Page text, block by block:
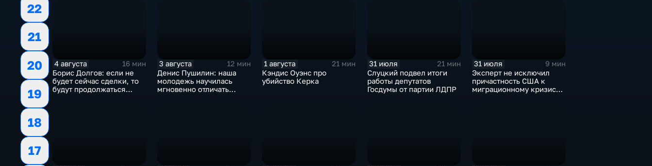
22
21
20
19
18
17
4 августа
16 мин
Борис Долгов: если не
будет сейчас сделки, то
будут продолжаться
3 августа
12 мин
Денис Пушилин: наша
молодежь научилась
мгновенно отличать
1 августа
21 мин
Кэндис Оуэнс про
убийство Керка
31 июля
21 мин
Слуцкий подвел итоги
работы депутатов
Госдумы от партии ЛДПР
31 июля
9 мин
Эксперт не исключил
причастность США к
миграционному кризису в